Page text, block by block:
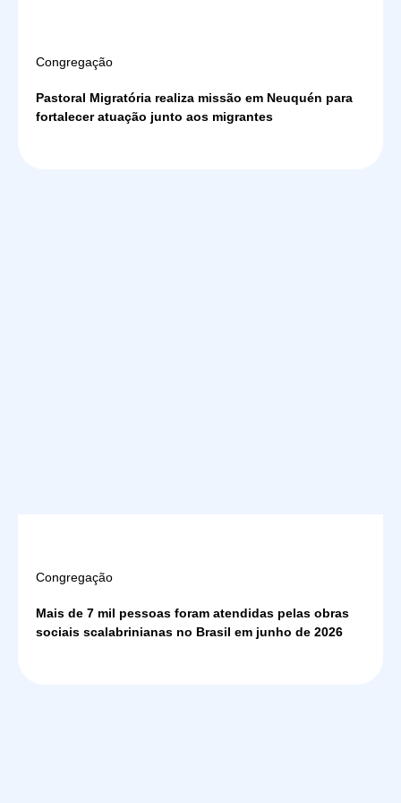
Congregação
Pastoral Migratória realiza missão em Neuquén para
fortalecer atuação junto aos migrantes
Congregação
Mais de 7 mil pessoas foram atendidas pelas obras
sociais scalabrinianas no Brasil em junho de 2026